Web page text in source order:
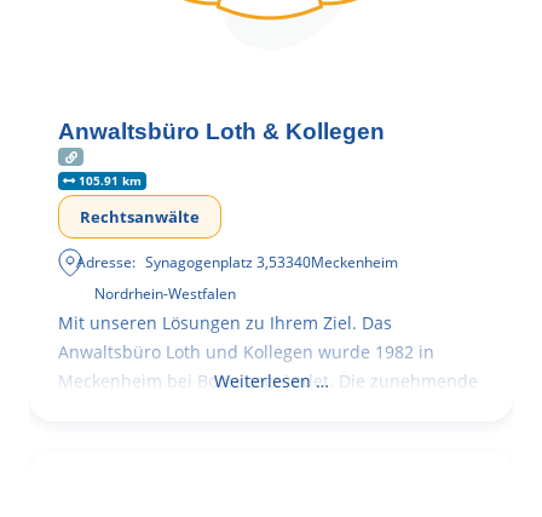
Anwaltsbüro Loth & Kollegen
105.91 km
Rechtsanwälte
Adresse: Synagogenplatz 3,53340Meckenheim
Nordrhein-Westfalen
Mit unseren Lösungen zu Ihrem Ziel. Das
Anwaltsbüro Loth und Kollegen wurde 1982 in
Meckenheim bei Bonn gegründet. Die zunehmende
Weiterlesen …